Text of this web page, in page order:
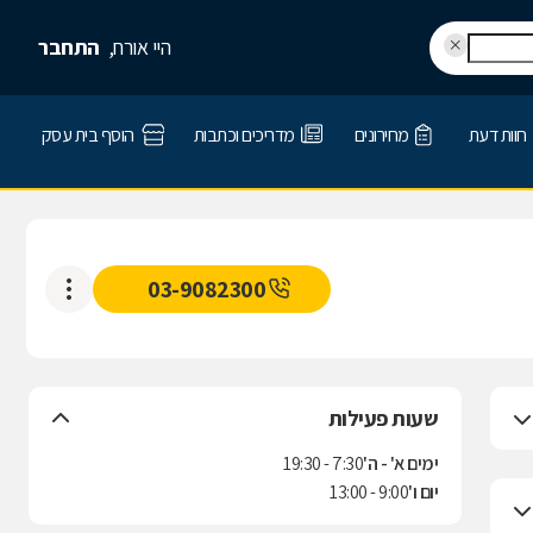
היי אורח, התחבר
חוות דעת מחירונים מדריכים וכתבות הוסף בית עסק
03-9082300
שעות פעילות
ימים א' - ה'7:30 - 19:30
יום ו'9:00 - 13:00